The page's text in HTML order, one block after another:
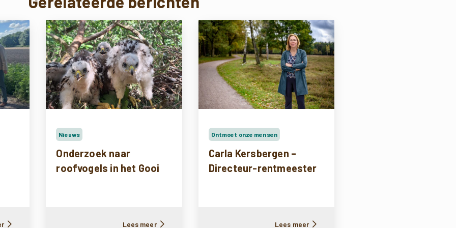
Nieuws
Onderzoek naar
roofvogels in het Gooi
Lees meer
Ontmoet onze mensen
Carla Kersbergen –
Directeur-rentmeester
Lees meer